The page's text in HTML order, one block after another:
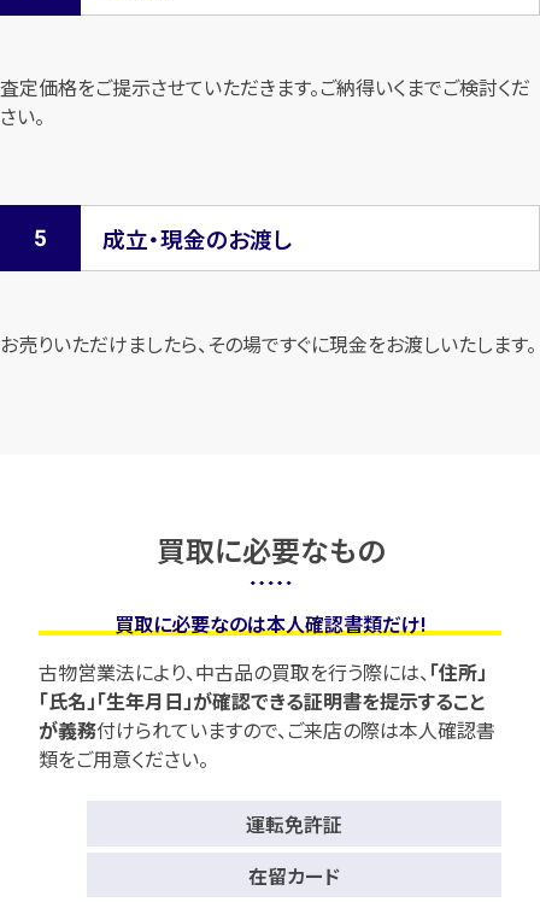
査定価格をご提示させていただきます。ご納得いくまでご検討くだ
さい。
成立・現金のお渡し
お売りいただけましたら、その場ですぐに現金をお渡しいたします。
買取に必要なもの
買取に必要なのは本人確認書類だけ!
古物営業法により、中古品の買取を行う際には、 「住所」
「氏名」「生年月日」が確認できる証明書を提示すること
が義務付けられていますので、 ご来店の際は本人確認書
類をご用意ください。
運転免許証
在留カード